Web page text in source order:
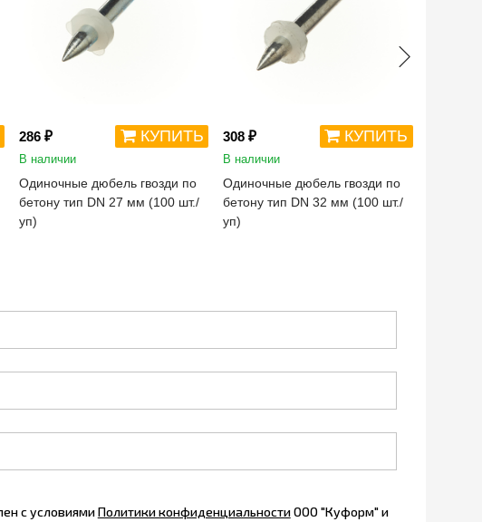
286 ₽ КУПИТЬ
В наличии
Одиночные дюбель гвозди по
бетону тип DN 27 мм (100 шт./
уп)
308 ₽ КУПИТЬ
В наличии
Одиночные дюбель гвозди по
бетону тип DN 32 мм (100 шт./
уп)
с условиямиПолитики конфиденциальностиООО "Куформ" и